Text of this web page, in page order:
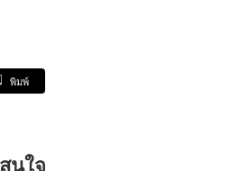
พิมพ์
นใจ